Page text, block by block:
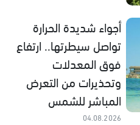
أجواء شديدة الحرارة
تواصل سيطرتها.. ارتفاع
فوق المعدلات
وتحذيرات من التعرض
المباشر للشمس
04.08.2026